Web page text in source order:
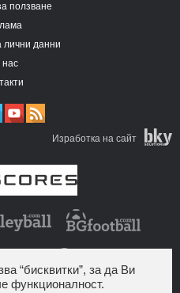
ползване
лични данни
нас
Изработка на сайт
“бисквитки”, за да Ви
функционалност.